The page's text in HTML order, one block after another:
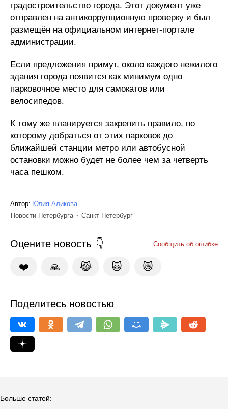
градостроительство города. Этот документ уже
отправлен на антикоррупционную проверку и был
размещён на официальном интернет-портале
администрации.
Если предложения примут, около каждого нежилого
здания города появится как минимум одно
парковочное место для самокатов или
велосипедов.
К тому же планируется закрепить правило, по
которому добраться от этих парковок до
ближайшей станции метро или автобусной
остановки можно будет не более чем за четверть
часа пешком.
Автор: Юлия Аликова
Новости Петербурга
Санкт-Петербург
Оцените новость Сообщить об ошибке
❤️ 🙏 😹 🙀 😿
Поделитесь новостью
Больше статей: